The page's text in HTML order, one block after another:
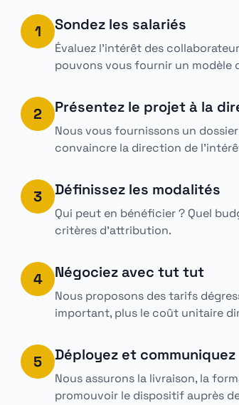
1 Sondez les salariés
Évaluez l'intérêt des
pouvons vous fournir un modèle
2 Présentez le projet à la
Nous vous fournissons un
convaincre la direction de
3 Définissez les modalités
Qui peut en bénéficier ? Quel
critères d'attribution.
4 Négociez avec tut tut
Nous proposons des tarifs
important, plus le coût unitaire
5 Déployez et communiquez
Nous assurons la livraison, la
promouvoir le dispositif auprès